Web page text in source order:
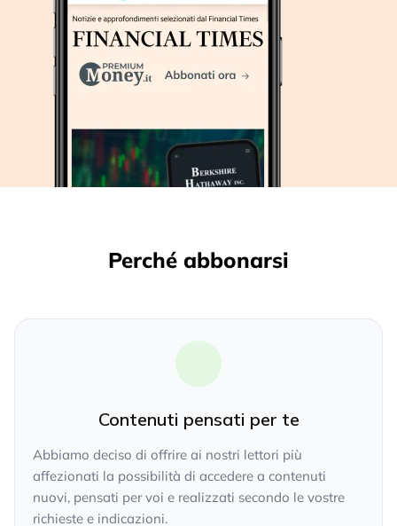
Perché abbonarsi
Contenuti pensati per te
Abbiamo deciso di offrire ai nostri lettori più
affezionati la possibilità di accedere a contenuti
nuovi, pensati per voi e realizzati secondo le vostre
richieste e indicazioni.